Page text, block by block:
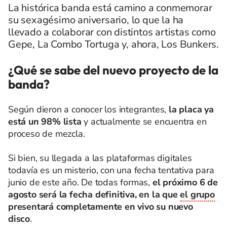
La histórica banda está camino a conmemorar
su sexagésimo aniversario, lo que la ha
llevado a colaborar con distintos artistas como
Gepe, La Combo Tortuga y, ahora, Los Bunkers.
¿Qué se sabe del nuevo proyecto de la
banda?
Según dieron a conocer los integrantes, la placa ya
está un 98% listay actualmente se encuentra en
proceso de mezcla.
Si bien, su llegada a las plataformas digitales
todavía es un misterio, con una fecha tentativa para
junio de este año. De todas formas, el próximo 6 de
agosto será la fecha definitiva, en la queel grupo
presentará completamente en vivo su nuevo
disco.